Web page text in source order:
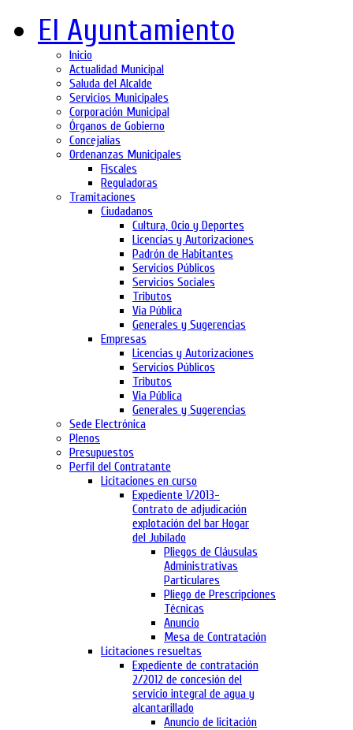
El Ayuntamiento
Inicio
Actualidad Municipal
Saluda del Alcalde
Servicios Municipales
Corporación Municipal
Órganos de Gobierno
Concejalías
Ordenanzas Municipales
Fiscales
Reguladoras
Tramitaciones
Ciudadanos
Cultura, Ocio y Deportes
Licencias y Autorizaciones
Padrón de Habitantes
Servicios Públicos
Servicios Sociales
Tributos
Via Pública
Generales y Sugerencias
Empresas
Licencias y Autorizaciones
Servicios Públicos
Tributos
Via Pública
Generales y Sugerencias
Sede Electrónica
Plenos
Presupuestos
Perfil del Contratante
Licitaciones en curso
Expediente 1/2013-
Contrato de adjudicación
explotación del bar Hogar
del Jubilado
Pliegos de Cláusulas
Administrativas
Particulares
Pliego de Prescripciones
Técnicas
Anuncio
Mesa de Contratación
Licitaciones resueltas
Expediente de contratación
2/2012 de concesión del
servicio integral de agua y
alcantarillado
Anuncio de licitación